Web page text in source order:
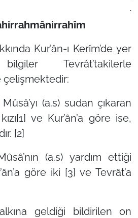
.
Kur’ân-ı Kerîm’de yer
Tevrât’takilerle
(a.s) sudan çıkaran
ve Kur’ân’a göre ise,
[2]
(a.s) yardım ettiği
göre iki [3] ve Tevrât’a
geldiği bildirilen on